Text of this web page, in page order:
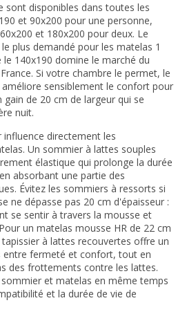
sont disponibles dans toutes les
et 90x200 pour une personne,
et 180x200 pour deux. Le
plus demandé pour les matelas 1
le 140x190 domine le marché du
Si votre chambre le permet, le
améliore sensiblement le confort pour
de 20 cm de largeur qui se
nuit.
directement les
Un sommier à lattes souples
élastique qui prolonge la durée
absorbant une partie des
Évitez les sommiers à ressorts si
ne dépasse pas 20 cm d'épaisseur :
se sentir à travers la mousse et
un matelas mousse HR de 22 cm
à lattes recouvertes offre un
entre fermeté et confort, tout en
des frottements contre les lattes.
et matelas en même temps
et la durée de vie de